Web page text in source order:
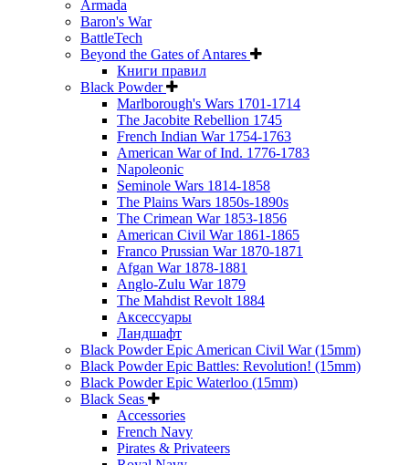
Armada
Baron's War
BattleTech
Beyond the Gates of Antares
Книги правил
Black Powder
Marlborough's Wars 1701-1714
The Jacobite Rebellion 1745
French Indian War 1754-1763
American War of Ind. 1776-1783
Napoleonic
Seminole Wars 1814-1858
The Plains Wars 1850s-1890s
The Crimean War 1853-1856
American Civil War 1861-1865
Franco Prussian War 1870-1871
Afgan War 1878-1881
Anglo-Zulu War 1879
The Mahdist Revolt 1884
Аксессуары
Ландшафт
Black Powder Epic American Civil War (15mm)
Black Powder Epic Battles: Revolution! (15mm)
Black Powder Epic Waterloo (15mm)
Black Seas
Accessories
French Navy
Pirates & Privateers